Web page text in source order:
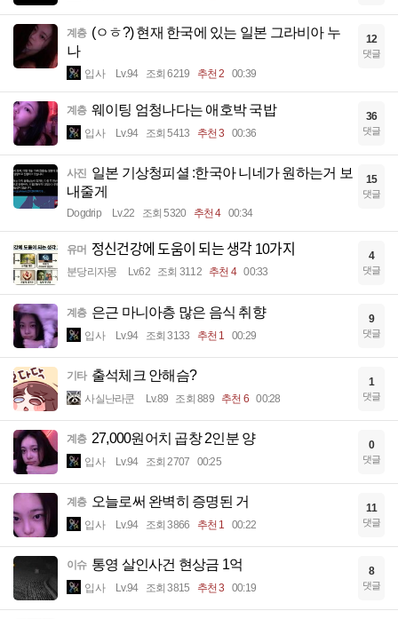
계층 (ㅇㅎ?) 현재 한국에 있는 일본 그라비아 누
나
입사 Lv.94 조회 6219 추천 2 00:39
12
댓글
계층 웨이팅 엄청나다는 애호박 국밥
입사 Lv.94 조회 5413 추천 3 00:36
36
댓글
사진 일본 기상청피셜 :한국아 니네가 원하는거 보
내줄게
Dogdrip Lv.22 조회 5320 추천 4 00:34
15
댓글
유머 정신건강에 도움이 되는 생각 10가지
분당리자몽 Lv.62 조회 3112 추천 4 00:33
4
댓글
계층 은근 마니아층 많은 음식 취향
입사 Lv.94 조회 3133 추천 1 00:29
9
댓글
기타 출석체크 안해슴?
사실난라쿤 Lv.89 조회 889 추천 6 00:28
1
댓글
계층 27,000원어치 곱창 2인분 양
입사 Lv.94 조회 2707 00:25
0
댓글
계층 오늘로써 완벽히 증명된 거
입사 Lv.94 조회 3866 추천 1 00:22
11
댓글
이슈 통영 살인사건 현상금 1억
입사 Lv.94 조회 3815 추천 3 00:19
8
댓글